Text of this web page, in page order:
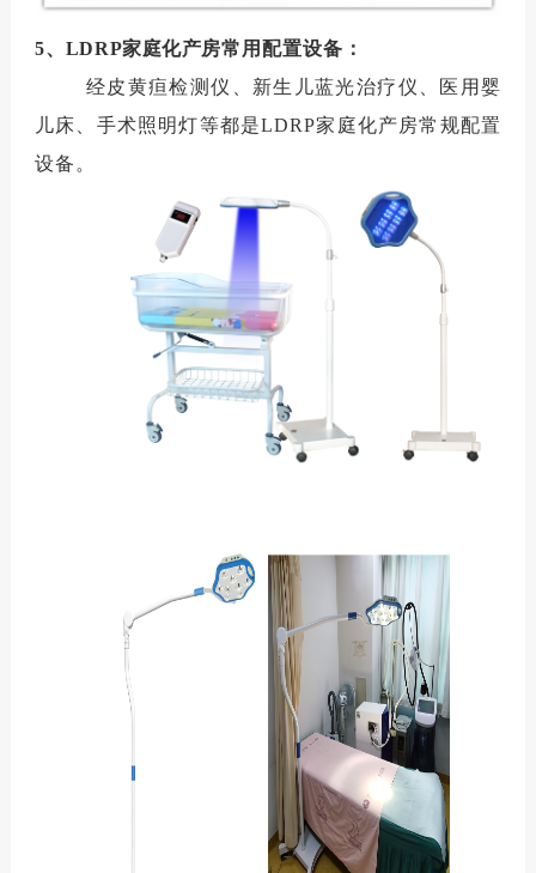
5、 LDRP家庭化产房常用配置设备：
经皮黄疸检测仪、新生儿蓝光治疗仪、医用婴
儿床、手术照明灯等都是LDRP家庭化产房常规配置
设备。